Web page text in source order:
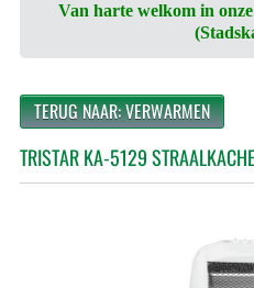
Van harte welkom in
TERUG NAAR: VERWARMEN
TRISTAR KA-5129